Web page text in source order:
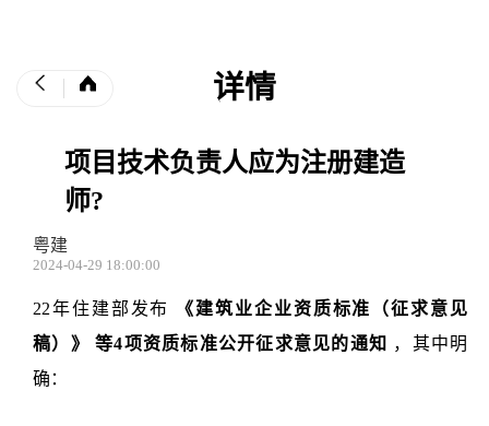
详情
项目技术负责人应为注册建造
师?
粤建
2024-04-29 18:00:00
22年住建部发布
《建筑业企业资质标准（征求意见
稿）》
等4项资质标准公开征求意见的通知 ，其中明
确：